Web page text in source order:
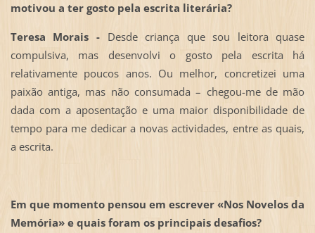
motivou a ter gosto pela escrita literária?
Teresa Morais - Desde criança que sou leitora quase
compulsiva, mas desenvolvi o gosto pela escrita há
relativamente poucos anos. Ou melhor, concretizei uma
paixão antiga, mas não consumada – chegou-me de mão
dada com a aposentação e uma maior disponibilidade de
tempo para me dedicar a novas actividades, entre as quais,
a escrita.
Em que momento pensou em escrever «Nos Novelos da
Memória» e quais foram os principais desafios?